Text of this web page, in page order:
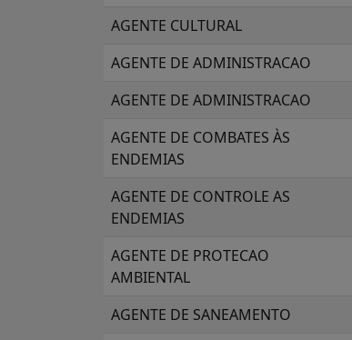
AGENTE CULTURAL
AGENTE DE ADMINISTRACAO
AGENTE DE ADMINISTRACAO
AGENTE DE COMBATES ÀS
ENDEMIAS
AGENTE DE CONTROLE AS
ENDEMIAS
AGENTE DE PROTECAO
AMBIENTAL
AGENTE DE SANEAMENTO